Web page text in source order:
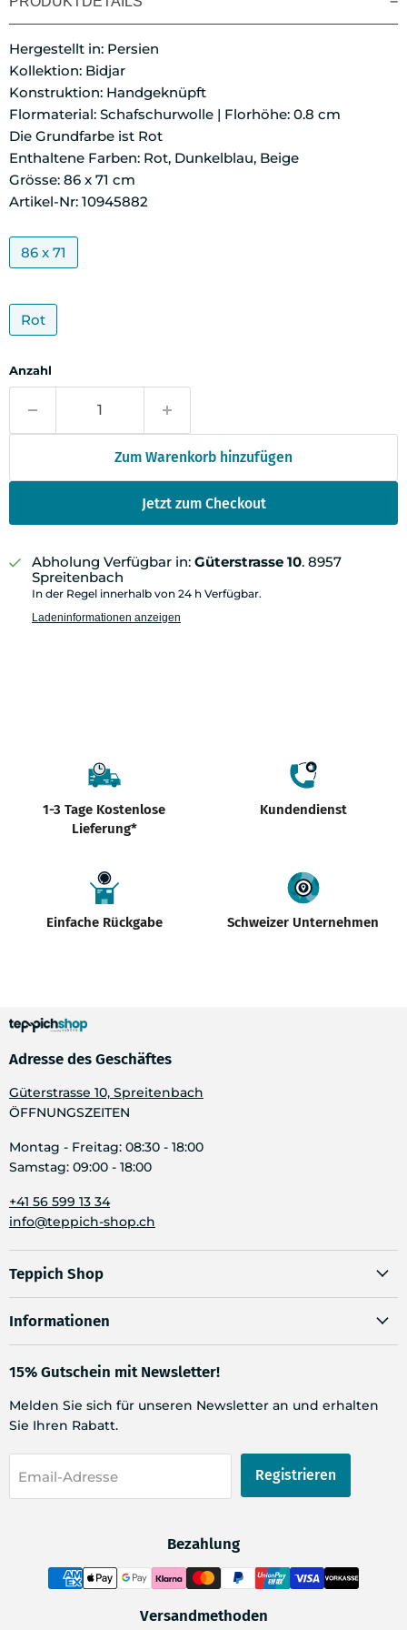
Hergestellt in: Persien
Kollektion: Bidjar
Konstruktion: Handgeknüpft
Flormaterial: Schafschurwolle | Florhöhe: 0.8 cm
Die Grundfarbe ist Rot
Enthaltene Farben: Rot, Dunkelblau, Beige
Grösse: 86 x 71 cm
Artikel-Nr: 10945882
86 x 71
Rot
Anzahl
Zum Warenkorb hinzufügen
Jetzt zum Checkout
Abholung Verfügbar in: Güterstrasse 10. 8957
Spreitenbach
In der Regel innerhalb von 24 h Verfügbar.
Ladeninformationen anzeigen
1-3 Tage Kostenlose
Lieferung*
Kundendienst
Einfache Rückgabe Schweizer Unternehmen
Adresse des Geschäftes
Güterstrasse 10, Spreitenbach
ÖFFNUNGSZEITEN
Montag - Freitag: 08:30 - 18:00
Samstag: 09:00 - 18:00
+41 56 599 13 34
info@teppich-shop.ch
Teppich Shop
Informationen
15% Gutschein mit Newsletter!
Melden Sie sich für unseren Newsletter an und erhalten
Sie Ihren Rabatt.
Email-Adresse Registrieren
Bezahlung
Versandmethoden